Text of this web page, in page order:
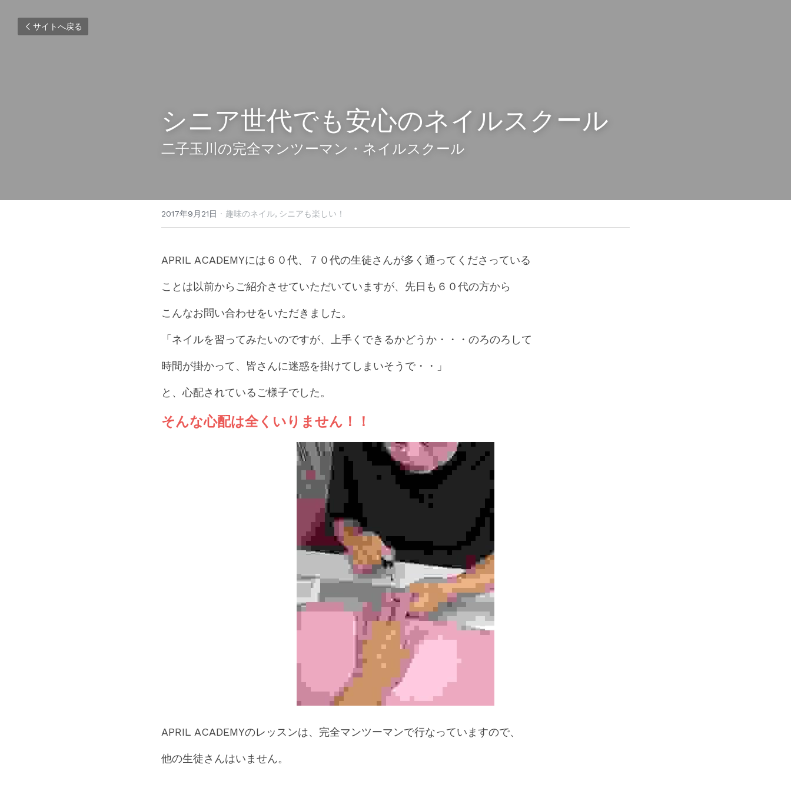
サイトへ戻る
シニア世代でも安心のネイルスクール
二子玉川の完全マンツーマン・ネイルスクール
2017年9月21日 · 趣味のネイル, シニアも楽しい！
APRIL ACADEMYには６０代、７０代の生徒さんが多く通ってくださっている
ことは以前からご紹介させていただいていますが、先日も６０代の方から
こんなお問い合わせをいただきました。
「ネイルを習ってみたいのですが、上手くできるかどうか・・・のろのろして
時間が掛かって、皆さんに迷惑を掛けてしまいそうで・・」
と、心配されているご様子でした。
そんな心配は全くいりません！！
APRIL ACADEMYのレッスンは、完全マンツーマンで行なっていますので、
他の生徒さんはいません。